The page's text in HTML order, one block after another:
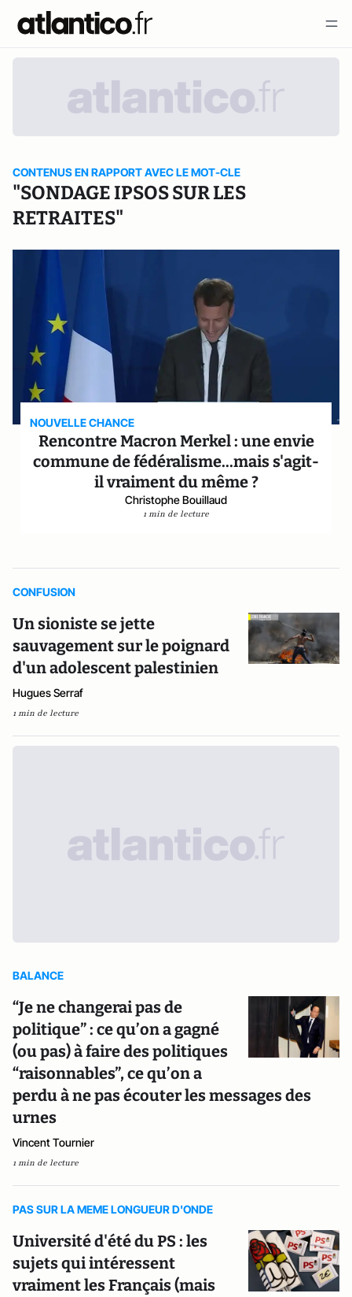
CONTENUS EN RAPPORT AVEC LE MOT-CLE
"SONDAGE IPSOS SUR LES
RETRAITES"
NOUVELLE CHANCE
Rencontre Macron Merkel : une envie
commune de fédéralisme...mais s'agit-
il vraiment du même ?
Christophe Bouillaud
1 min de lecture
CONFUSION
Un sioniste se jette
sauvagement sur le poignard
d'un adolescent palestinien
Hugues Serraf
1 min de lecture
BALANCE
“Je ne changerai pas de
politique” : ce qu’on a gagné
(ou pas) à faire des politiques
“raisonnables”, ce qu’on a
perdu à ne pas écouter les messages des
urnes
Vincent Tournier
1 min de lecture
PAS SUR LA MEME LONGUEUR D'ONDE
Université d'été du PS : les
sujets qui intéressent
vraiment les Français (mais